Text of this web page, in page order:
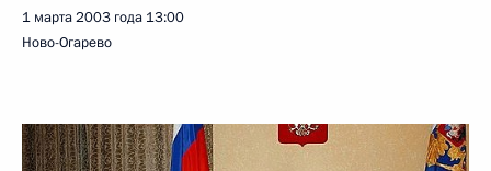
1 марта 2003 года 13:00
Ново-Огарево